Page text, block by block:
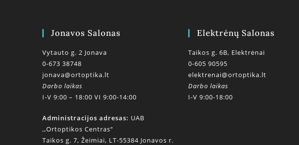
Jonavos Salonas
Vytauto g. 2 Jonava
0-673 38748
jonava@ortoptika.lt
Darbo laikas
I-V 9:00 – 18:00 VI 9:00-14:00
Administracijos adresas: UAB
,,Ortoptikos Centras“
Taikos g. 7, Žeimiai, LT-55384 Jonavos r.
Elektrėnų Salonas
Taikos g. 6B, Elektrėnai
0-605 90595
elektrenai@ortoptika.lt
Darbo laikas
I-V 9:00-18:00